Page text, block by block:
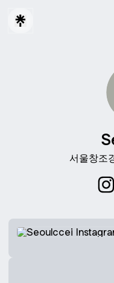
서울창조
Instagram